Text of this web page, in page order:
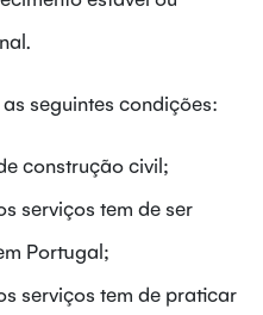
seguintes condições:
construção civil;
serviços tem de ser
Portugal;
serviços tem de praticar